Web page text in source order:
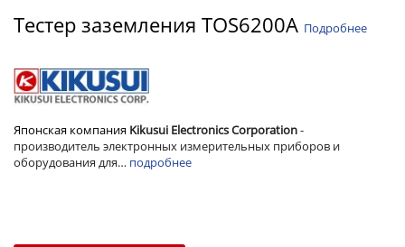
Тестер заземления TOS6200A Подробнее
Японская компания Kikusui Electronics Corporation-
производитель электронных измерительных приборов и
оборудования для… подробнее